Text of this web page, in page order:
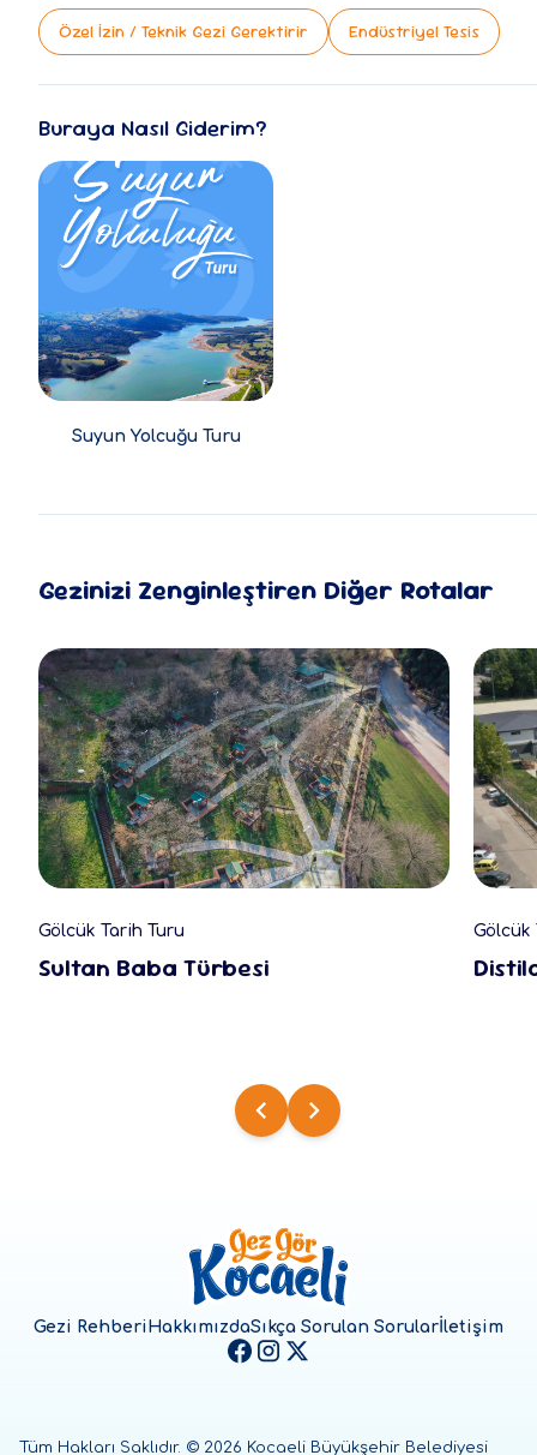
Özel İzin / Teknik Gezi Gerektirir Endüstriyel Tesis
Buraya Nasıl Giderim?
Suyun Yolcuğu Turu
Gezinizi Zenginleştiren Diğer Rotalar
Gölcük Tarih Turu
Sultan Baba Türbesi
Gölcük
Gezi RehberiHakkımızdaSıkça Sorulan Sorularİletişim
Tüm Hakları Saklıdır. © 2026 Kocaeli Büyükşehir Belediyesi